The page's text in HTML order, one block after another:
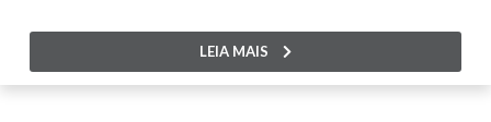
LEIA MAIS